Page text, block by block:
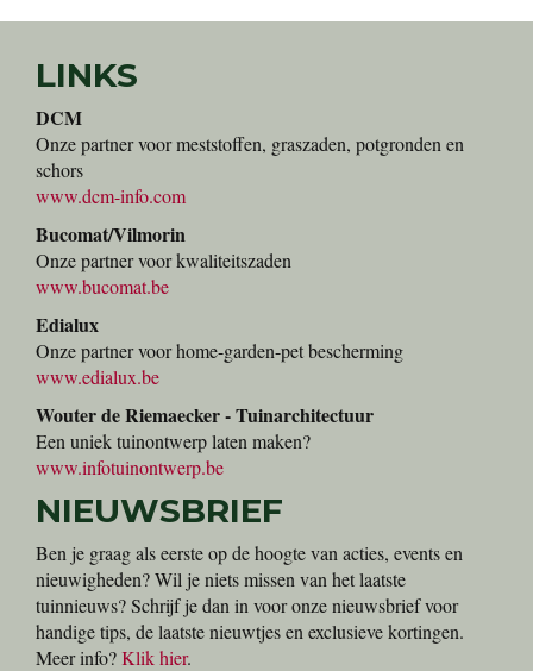
LINKS
DCM
Onze partner voor meststoffen, graszaden, potgronden en
schors
www.dcm-info.com
Bucomat/Vilmorin
Onze partner voor kwaliteitszaden
www.bucomat.be
Edialux
Onze partner voor home-garden-pet bescherming
www.edialux.be
Wouter de Riemaecker - Tuinarchitectuur
Een uniek tuinontwerp laten maken?
www.infotuinontwerp.be
NIEUWSBRIEF
Ben je graag als eerste op de hoogte van acties, events en
nieuwigheden? Wil je niets missen van het laatste
tuinnieuws? Schrijf je dan in voor onze nieuwsbrief voor
handige tips, de laatste nieuwtjes en exclusieve kortingen.
Meer info?Klik hier.